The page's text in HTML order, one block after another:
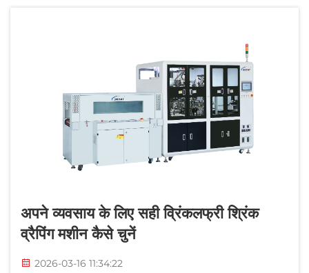
अपने व्यवसाय के लिए सही व्रिंकलफ्री श्रिंक
व्रैपिंग मशीन कैसे चुनें
2026-03-16 11:34:22